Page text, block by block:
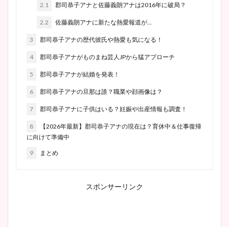
2.1 郡司恭子アナと佐藤義朗アナは2016年に破局？
2.2 佐藤義朗アナに新たな熱愛報道が…
3 郡司恭子アナの歴代彼氏や熱愛も気になる！
4 郡司恭子アナがものまね芸人JPから猛アプローチ
5 郡司恭子アナが結婚を発表！
6 郡司恭子アナの旦那は誰？職業や顔画像は？
7 郡司恭子アナに子供はいる？妊娠や出産情報も調査！
8
【2026年最新】郡司恭子アナの現在は？育休中＆仕事復帰
に向けて準備中
9 まとめ
スポンサーリンク